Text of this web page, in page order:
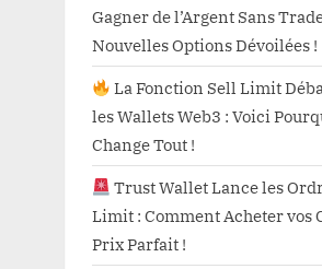
Gagner de l’Argent Sans
Nouvelles Options Dévoilées !
La Fonction Sell Limit
les Wallets Web3 : Voici
Change Tout !
Trust Wallet Lance les
Limit : Comment Acheter vos
Prix Parfait !